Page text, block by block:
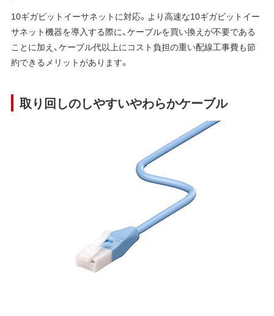
10ギガビットイーサネットに対応。より高速な10ギガビットイー
サネット機器を導入する際に、ケーブルを買い換えが不要である
ことに加え、ケーブル代以上にコスト負担の重い配線工事費も節
約できるメリットがあります。
取り回しのしやすいやわらかケーブル